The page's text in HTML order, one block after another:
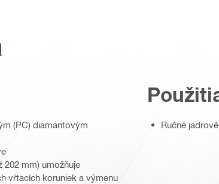
(PC) diamantovým
202 mm) umožňuje
vŕtacích koruniek a výmenu
Ručné